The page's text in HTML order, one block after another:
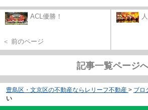
ACL優勝！
＜ 前のページ
記事一覧ページ
豊島区・文京区の不動産ならレリーフ不動産 > ブロ
い